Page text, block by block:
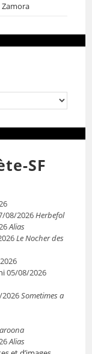
Zamora
SF
08/2026Herbefol
Alias
Le Nocher des
05/08/2026
Sometimes a
Alias